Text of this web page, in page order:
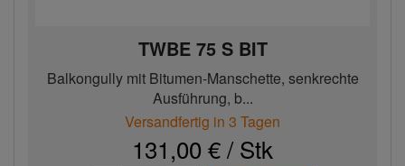
TWBE 75 S BIT
Balkongully mit Bitumen-Manschette, senkrechte
Ausführung, b...
Versandfertig in 3 Tagen
131,00 € / Stk